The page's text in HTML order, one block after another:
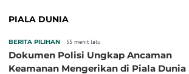
PIALA DUNIA
BERITA PILIHAN 55 menit lalu
Dokumen Polisi Ungkap Ancaman
Keamanan Mengerikan di Piala Dunia